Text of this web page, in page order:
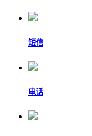
短信
电话